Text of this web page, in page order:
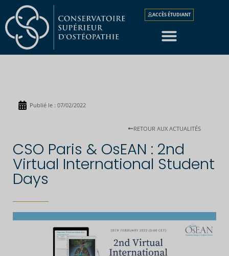
ACCÈS ÉTUDIANT
Publié le : 07/02/2022
RETOUR AUX ACTUALITÉS
CSO Paris & OsEAN : 2nd
Virtual International Student
Days